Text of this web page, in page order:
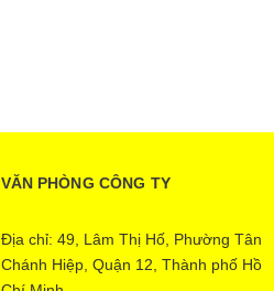
VĂN PHÒNG CÔNG TY
Địa chỉ: 49, Lâm Thị Hố, Phường Tân
Chánh Hiệp, Quận 12, Thành phố Hồ